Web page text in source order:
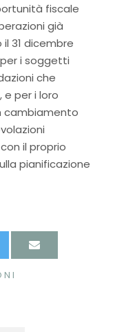
fiscale
già
31 dicembre
i soggetti
che
per i loro
cambiamento
il proprio
pianificazione